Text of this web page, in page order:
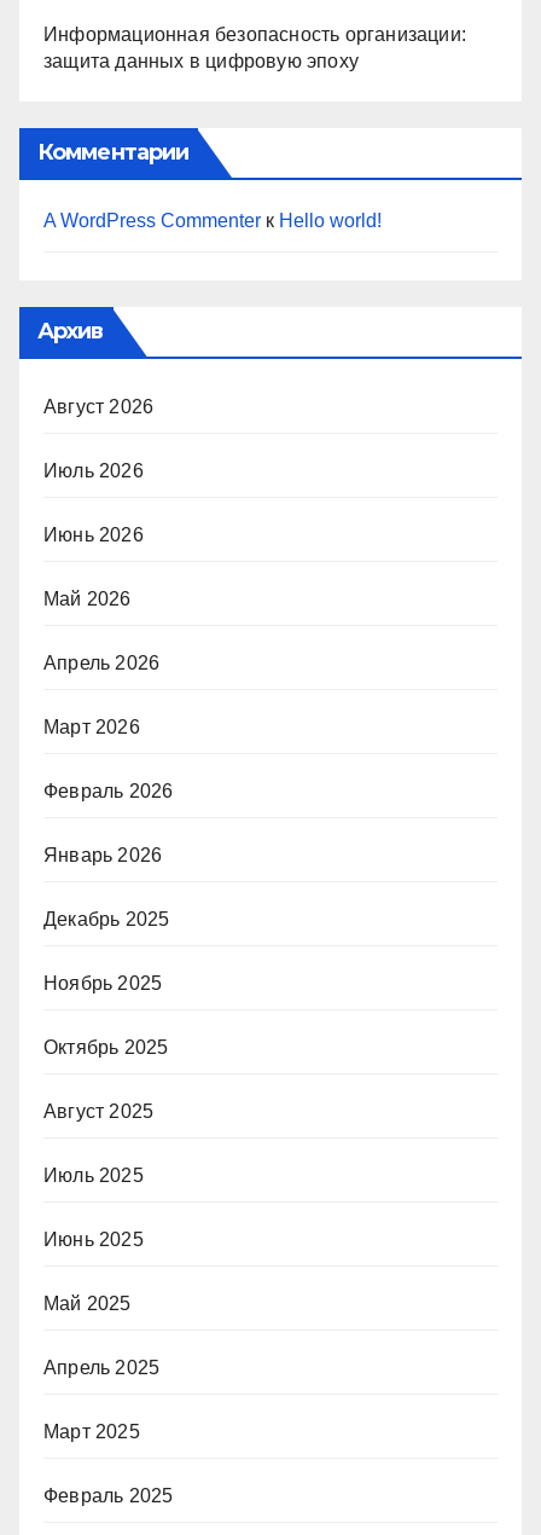
Информационная безопасность организации:
защита данных в цифровую эпоху
Комментарии
A WordPress Commenter к Hello world!
Архив
Август 2026
Июль 2026
Июнь 2026
Май 2026
Апрель 2026
Март 2026
Февраль 2026
Январь 2026
Декабрь 2025
Ноябрь 2025
Октябрь 2025
Август 2025
Июль 2025
Июнь 2025
Май 2025
Апрель 2025
Март 2025
Февраль 2025